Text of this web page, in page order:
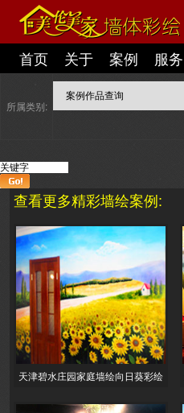
首页 关于 案例 服务
所属类别:
查看更多精彩墙绘案例:
天津碧水庄园家庭墙绘向日葵彩绘
墙绘公司